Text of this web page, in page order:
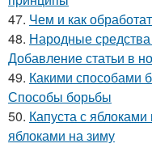
47. Чем и как
48. Народные средства
Добавление статьи в
49. Какими способами
Способы борьбы
50. Капуста с
яблоками на зиму